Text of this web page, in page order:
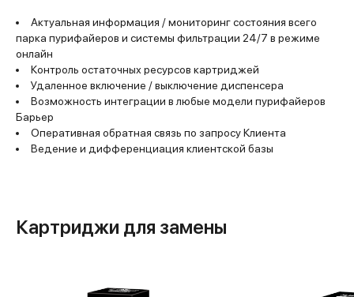
Актуальная информация / мониторинг состояния всего
парка пурифайеров и системы фильтрации 24/7 в режиме
онлайн
Контроль остаточных ресурсов картриджей
Удаленное включение / выключение диспенсера
Возможность интеграции в любые модели пурифайеров
Барьер
Оперативная обратная связь по запросу Клиента
Ведение и дифференциация клиентской базы
Картриджи для замены